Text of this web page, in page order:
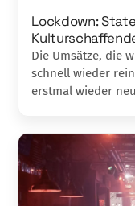
Lockdown:
Die Umsätze, die
schnell wieder
erstmal wieder